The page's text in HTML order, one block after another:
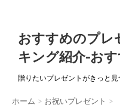
おすすめのプレ
キング紹介-お
贈りたいプレゼントがきっと見
ホーム > お祝いプレゼント >